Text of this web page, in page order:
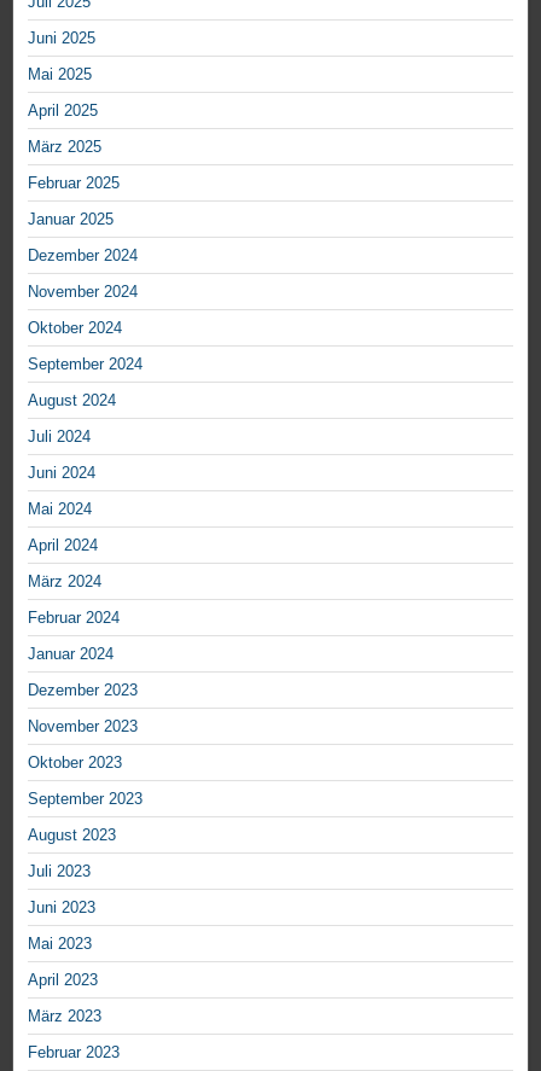
Juni 2025
Mai 2025
April 2025
März 2025
Februar 2025
Januar 2025
Dezember 2024
November 2024
Oktober 2024
September 2024
August 2024
Juli 2024
Juni 2024
Mai 2024
April 2024
März 2024
Februar 2024
Januar 2024
Dezember 2023
November 2023
Oktober 2023
September 2023
August 2023
Juli 2023
Juni 2023
Mai 2023
April 2023
März 2023
Februar 2023